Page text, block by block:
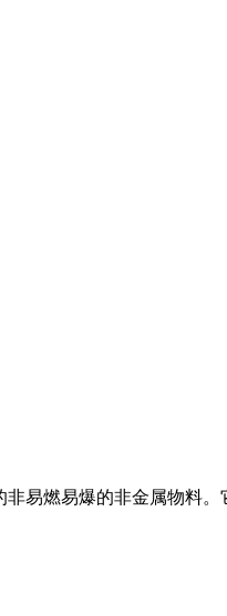
易燃易爆的非金属物料